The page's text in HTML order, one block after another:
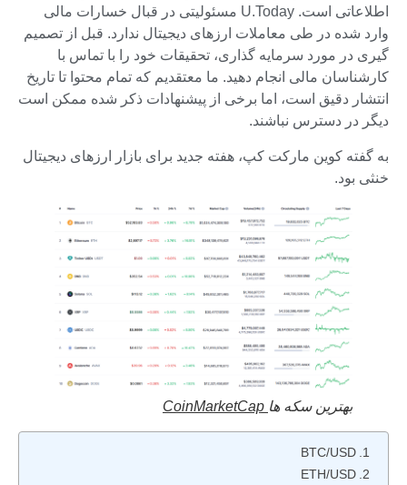
اطلاعاتی است. U.Today مسئولیتی در قبال خسارات مالی
وارد شده در طی معاملات ارزهای دیجیتال ندارد. قبل از تصمیم
گیری در مورد سرمایه گذاری، تحقیقات خود را با تماس با
کارشناسان مالی انجام دهید. ما معتقدیم که تمام محتوا تا تاریخ
انتشار دقیق است، اما برخی از پیشنهادات ذکر شده ممکن است
دیگر در دسترس نباشند.
به گفته کوین مارکت کپ، هفته جدید برای بازار ارزهای دیجیتال
خنثی بود.
بهترین سکه ها
BTC/USD
ETH/USD